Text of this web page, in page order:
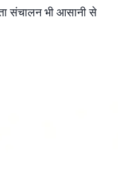
संचालन भी आसानी से